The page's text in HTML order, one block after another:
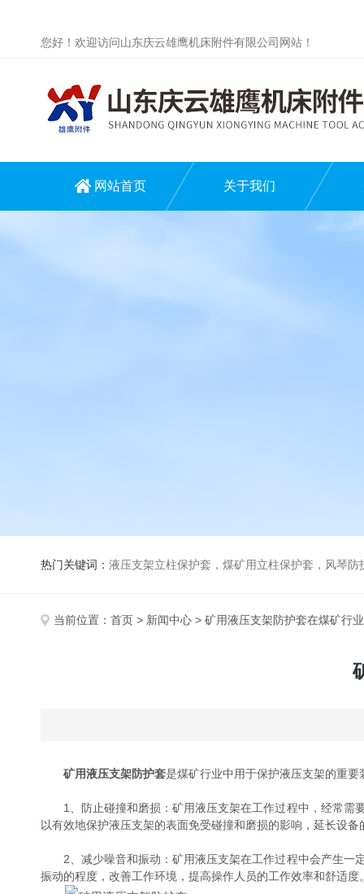
您好！欢迎访问山东庆云雄鹰机床附件有限公司网站！
网站首页 关于我们
热门关键词： 液压支架立柱保护套，煤矿用立柱保护套，风琴
当前位置： 首页 > 新闻中心 > 矿用液压支架防护套在煤矿行
矿用液压支架防护套是煤矿行业中用于保护液压支架的重
1、防止碰撞和磨损：矿用液压支架在工作过程中，经常需
以有效地保护液压支架的表面免受碰撞和磨损的影响，延长设备
2、减少噪音和振动：矿用液压支架在工作过程中会产生一
振动的程度，改善工作环境，提高操作人员的工作效率和舒适度